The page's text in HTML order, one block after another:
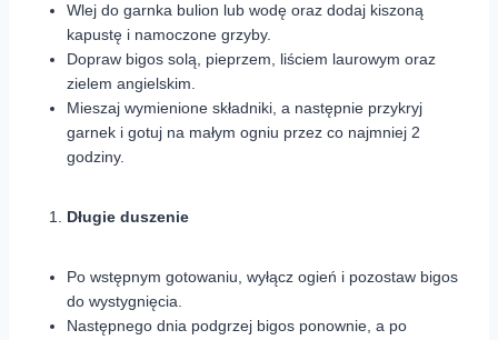
Wlej do garnka bulion lub wodę oraz dodaj kiszoną
kapustę i namoczone grzyby.
Dopraw bigos solą, pieprzem, liściem laurowym oraz
zielem angielskim.
Mieszaj wymienione składniki, a następnie przykryj
garnek i gotuj na małym ogniu przez co najmniej 2
godziny.
Długie duszenie
Po wstępnym gotowaniu, wyłącz ogień i pozostaw bigos
do wystygnięcia.
Następnego dnia podgrzej bigos ponownie, a po